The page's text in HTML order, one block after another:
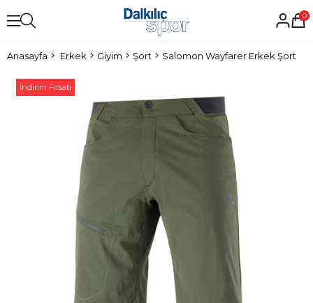
0
Anasayfa Erkek Giyim Şort Salomon Wayfarer Erkek Şort
İndirim Fırsatı